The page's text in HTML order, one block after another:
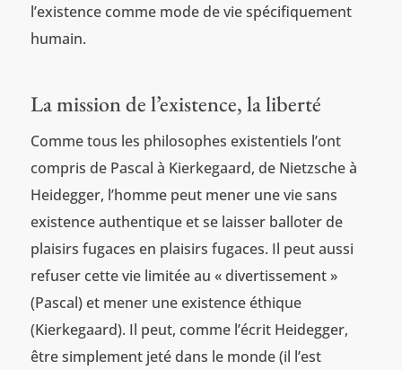
l’existence comme mode de vie spécifiquement
humain.
La mission de l’existence, la liberté
Comme tous les philosophes existentiels l’ont
compris de Pascal à Kierkegaard, de Nietzsche à
Heidegger, l’homme peut mener une vie sans
existence authentique et se laisser balloter de
plaisirs fugaces en plaisirs fugaces. Il peut aussi
refuser cette vie limitée au « divertissement »
(Pascal) et mener une existence éthique
(Kierkegaard). Il peut, comme l’écrit Heidegger,
être simplement jeté dans le monde (il l’est